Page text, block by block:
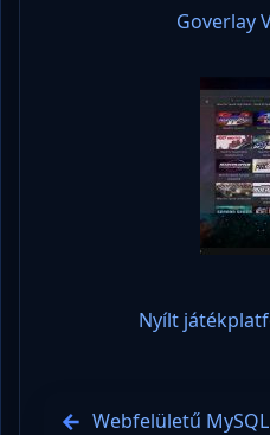
Goverlay
Nyílt
Webfelületű